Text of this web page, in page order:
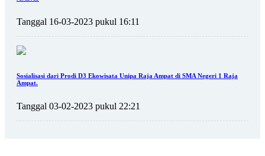
Tanggal 16-03-2023 pukul 16:11
Sosialisasi dari Prodi D3 Ekowisata Unipa Raja Ampat di SMA Negeri 1 Raja
Ampat.
Tanggal 03-02-2023 pukul 22:21